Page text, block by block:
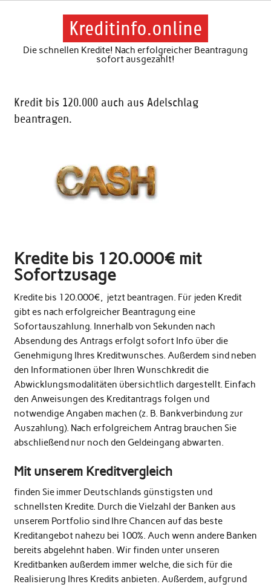
Skip
Kreditinfo.online
Die schnellen Kredite! Nach erfolgreicher Beantragung
sofort ausgezahlt!
Kredit bis 120.000 auch aus Adelschlag
beantragen.
Kredite bis 120.000€ mit
Sofortzusage
Kredite bis 120.000€, jetzt beantragen. Für jeden Kredit
gibt es nach erfolgreicher Beantragung eine
Sofortauszahlung. Innerhalb von Sekunden nach
Absendung des Antrags erfolgt sofort Info über die
Genehmigung Ihres Kreditwunsches. Außerdem sind neben
den Informationen über Ihren Wunschkredit die
Abwicklungsmodalitäten übersichtlich dargestellt. Einfach
den Anweisungen des Kreditantrags folgen und
notwendige Angaben machen (z. B. Bankverbindung zur
Auszahlung). Nach erfolgreichem Antrag brauchen Sie
abschließend nur noch den Geldeingang abwarten.
Mit unserem Kreditvergleich
finden Sie immer Deutschlands günstigsten und
schnellsten Kredite. Durch die Vielzahl der Banken aus
unserem Portfolio sind Ihre Chancen auf das beste
Kreditangebot nahezu bei 100%. Auch wenn andere Banken
bereits abgelehnt haben. Wir finden unter unseren
Kreditbanken außerdem immer welche, die sich für die
Realisierung Ihres Kredits anbieten. Außerdem, aufgrund